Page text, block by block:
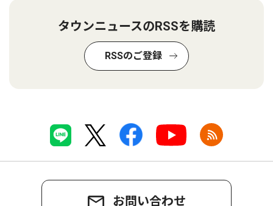
タウンニュースのRSSを購読
RSSのご登録
お問い合わせ